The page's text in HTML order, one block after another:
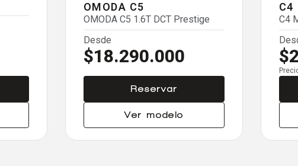
OMODA C5
OMODA C5 1.6T DCT Prestige
Desde
$18.290.000
Reservar
Ver modelo
C4
C4